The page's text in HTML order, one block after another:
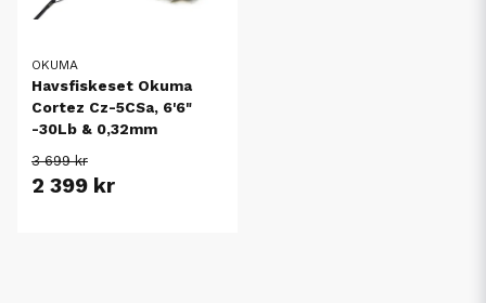
OKUMA
Havsfiskeset Okuma
Cortez Cz-5CSa, 6'6"
-30Lb & 0,32mm
3 699 kr
2 399 kr